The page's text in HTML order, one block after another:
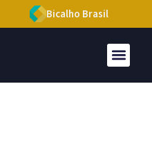
Bicalho Brasil